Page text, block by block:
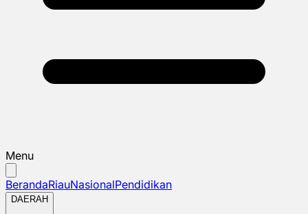
Menu
BerandaRiauNasionalPendidikan
DAERAH